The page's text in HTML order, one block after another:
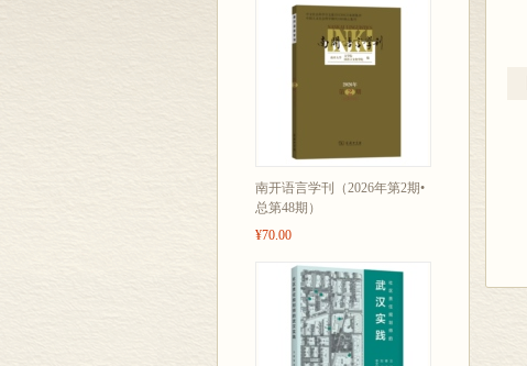
南开语言学刊（2026年第2期•
总第48期）
¥70.00